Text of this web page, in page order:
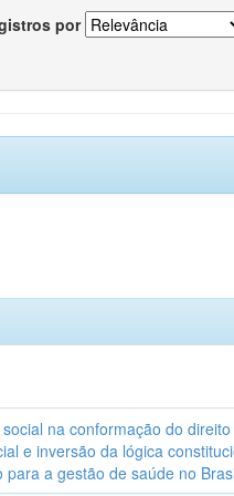
por
na conformação do
e inversão da lógica
a gestão de saúde no